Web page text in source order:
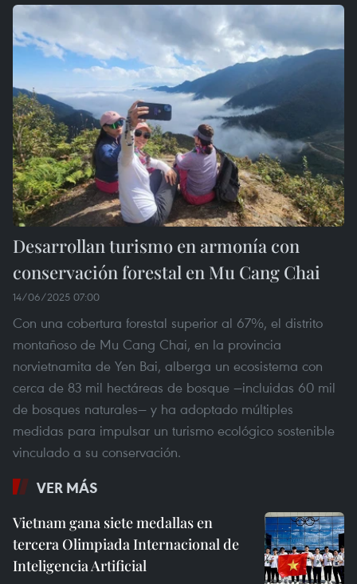
Desarrollan turismo en armonía con
conservación forestal en Mu Cang Chai
14/06/2025 07:00
Con una cobertura forestal superior al 67%, el distrito
montañoso de Mu Cang Chai, en la provincia
norvietnamita de Yen Bai, alberga un ecosistema con
cerca de 83 mil hectáreas de bosque —incluidas 60 mil
de bosques naturales— y ha adoptado múltiples
medidas para impulsar un turismo ecológico sostenible
vinculado a su conservación.
VER MÁS
Vietnam gana siete medallas en
tercera Olimpiada Internacional de
Inteligencia Artificial